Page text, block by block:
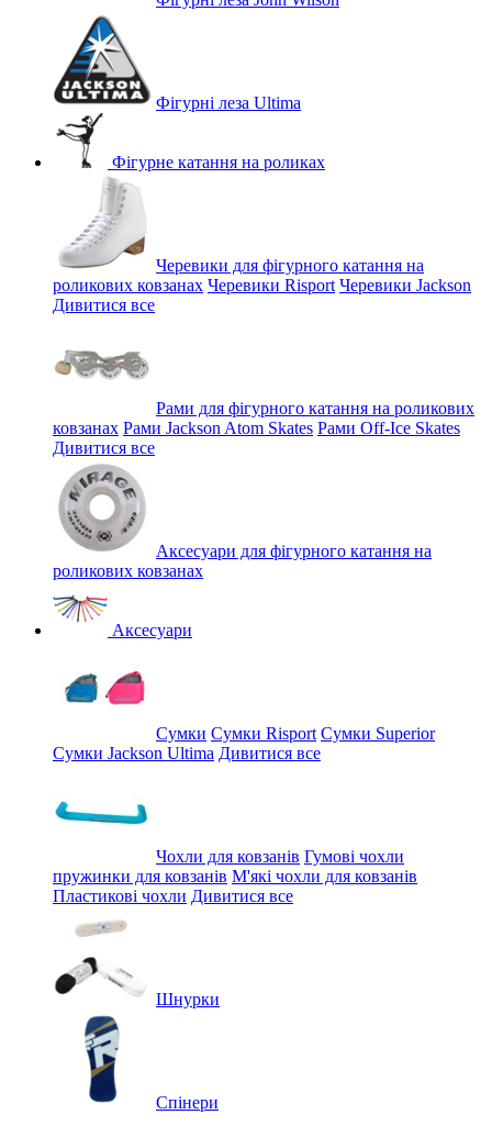
Фігурні леза Ultima
Фігурне катання на роликах
Черевики для фігурного катання на
роликових ковзанах Черевики Risport Черевики Jackson
Дивитися все
Рами для фігурного катання на роликових
ковзанах Рами Jackson Atom Skates Рами Off-Ice Skates
Дивитися все
Аксесуари для фігурного катання на
роликових ковзанах
Аксесуари
Сумки Сумки Risport Сумки Superior
Сумки Jackson Ultima Дивитися все
Чохли для ковзанів Гумові чохли
пружинки для ковзанів М'які чохли для ковзанів
Пластикові чохли Дивитися все
Шнурки
Спінери